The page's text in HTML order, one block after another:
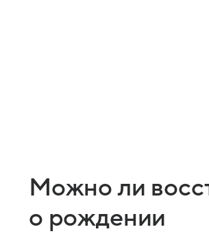
Можно ли
о рождении